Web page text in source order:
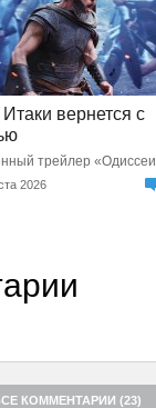
вернется с
трейлер
2026
КОММЕНТАРИИ (23)